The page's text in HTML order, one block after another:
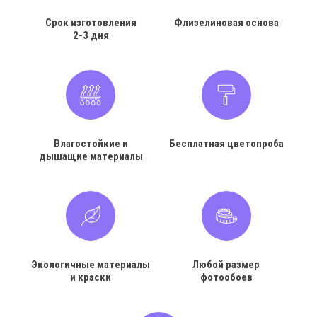
Срок изготовления
2-3 дня
Флизелиновая основа
Влагостойкие и
дышащие материалы
Бесплатная цветопроба
Экологичные материалы
и краски
Любой размер
фотообоев